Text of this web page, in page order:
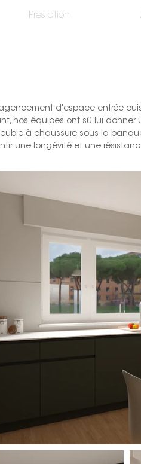
Prestation
d'espace entrée-
nos équipes ont sû lui
à chaussure sous la
une longévité et une